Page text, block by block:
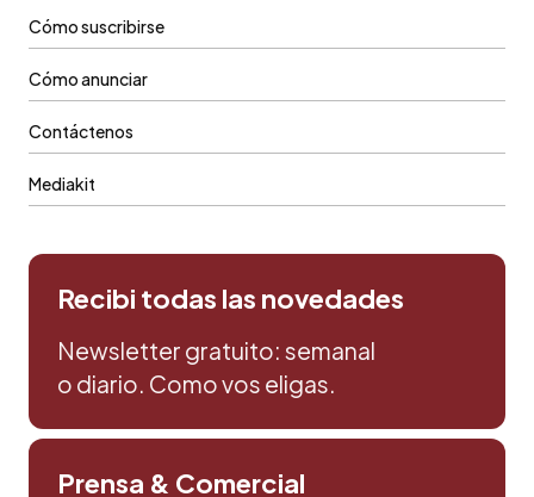
Cómo suscribirse
Cómo anunciar
Contáctenos
Mediakit
Recibi todas las novedades
Newsletter gratuito: semanal
o diario. Como vos eligas.
Prensa & Comercial